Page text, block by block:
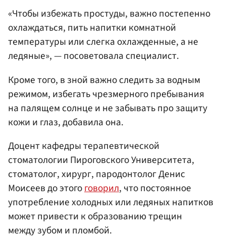
«Чтобы избежать простуды, важно постепенно
охлаждаться, пить напитки комнатной
температуры или слегка охлажденные, а не
ледяные», — посоветовала специалист.
Кроме того, в зной важно следить за водным
режимом, избегать чрезмерного пребывания
на палящем солнце и не забывать про защиту
кожи и глаз, добавила она.
Доцент кафедры терапевтической
стоматологии Пироговского Университета,
стоматолог, хирург, пародонтолог Денис
Моисеев до этогоговорил, что постоянное
употребление холодных или ледяных напитков
может привести к образованию трещин
между зубом и пломбой.